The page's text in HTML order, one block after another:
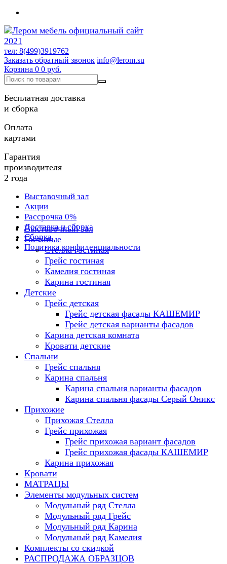
тел: 8(499)3919762
Заказать обратный звонок info@lerom.su
Корзина 0 0 руб.
Бесплатная доставка
и сборка
Оплата
картами
Гарантия
производителя
2 года
Выставочный зал
Акции
Рассрочка 0%
Доставка и сборка
Сборка
Политика конфиденциальности
Выставочный зал
Гостиные
Стелла гостиная
Грейс гостиная
Камелия гостиная
Карина гостиная
Детские
Грейс детская
Грейс детская фасады КАШЕМИР
Грейс детская варианты фасадов
Карина детская комната
Кровати детские
Спальни
Грейс спальня
Карина спальня
Карина спальня варианты фасадов
Карина спальня фасады Серый Оникс
Прихожие
Прихожая Стелла
Грейс прихожая
Грейс прихожая вариант фасадов
Грейс прихожая фасады КАШЕМИР
Карина прихожая
Кровати
МАТРАЦЫ
Элементы модульных систем
Модульный ряд Стелла
Модульный ряд Грейс
Модульный ряд Карина
Модульный ряд Камелия
Комплекты со скидкой
РАСПРОДАЖА ОБРАЗЦОВ